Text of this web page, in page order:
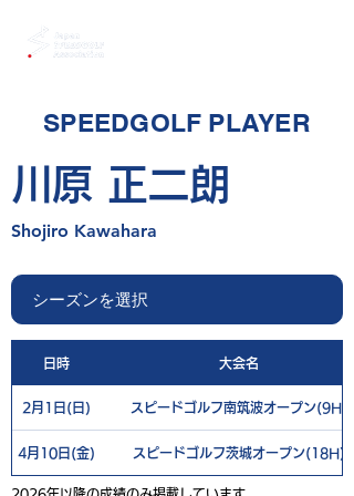
SPEEDGOLF PLAYER
川原 正二朗
Shojiro Kawahara
日時 大会名
2月1日(日) スピードゴルフ南筑波オープン(9H)
4月10日(金) スピードゴルフ茨城オープン(18H)